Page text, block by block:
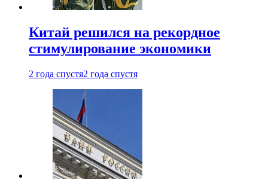
Китай решился на рекордное
стимулирование экономики
2 года спустя2 года спустя